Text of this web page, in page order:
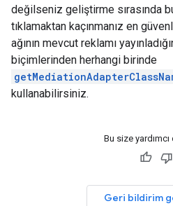
değilseniz geliştirme sırasında
tıklamaktan kaçınmanız en
ağının mevcut reklamı
biçimlerinden herhangi birinde
kullanabilirsiniz.
Bu size
Geri bildirim